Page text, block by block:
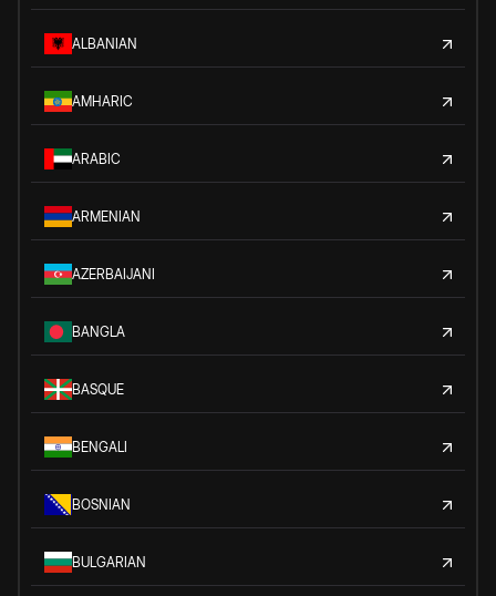
ALBANIAN
AMHARIC
ARABIC
ARMENIAN
AZERBAIJANI
BANGLA
BASQUE
BENGALI
BOSNIAN
BULGARIAN